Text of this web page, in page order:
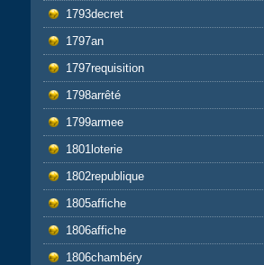
1793decret
1797an
1797requisition
1798arrêté
1799armee
1801loterie
1802republique
1805affiche
1806affiche
1806chambéry